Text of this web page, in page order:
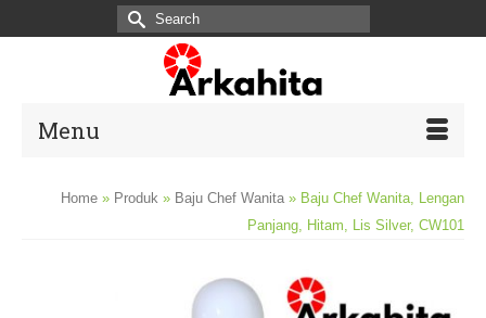
Search
Menu
Home » Produk » Baju Chef Wanita » Baju Chef Wanita, Lengan
Panjang, Hitam, Lis Silver, CW101